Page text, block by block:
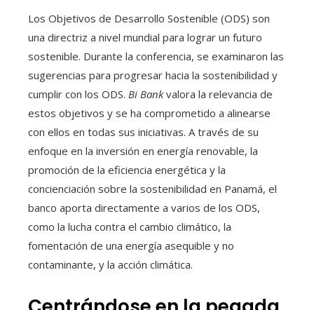
Los Objetivos de Desarrollo Sostenible (ODS) son
una directriz a nivel mundial para lograr un futuro
sostenible. Durante la conferencia, se examinaron las
sugerencias para progresar hacia la sostenibilidad y
cumplir con los ODS. Bi Bankvalora la relevancia de
estos objetivos y se ha comprometido a alinearse
con ellos en todas sus iniciativas. A través de su
enfoque en la inversión en energía renovable, la
promoción de la eficiencia energética y la
concienciación sobre la sostenibilidad en Panamá, el
banco aporta directamente a varios de los ODS,
como la lucha contra el cambio climático, la
fomentación de una energía asequible y no
contaminante, y la acción climática.